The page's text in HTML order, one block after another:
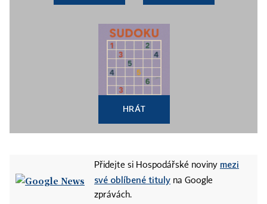
HRÁT
Přidejte si Hospodářské noviny mezi
své oblíbené tituly na Google
zprávách.